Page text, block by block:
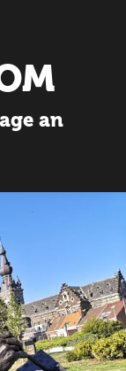
an